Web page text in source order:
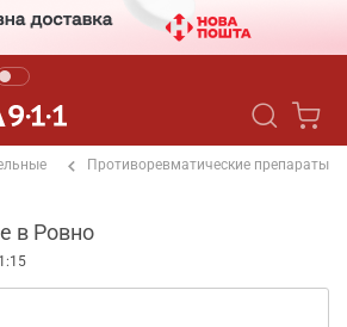
Противоревматические препараты
в Ровно